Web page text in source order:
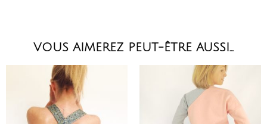
VOUS AIMEREZ PEUT-ÊTRE AUSSI…